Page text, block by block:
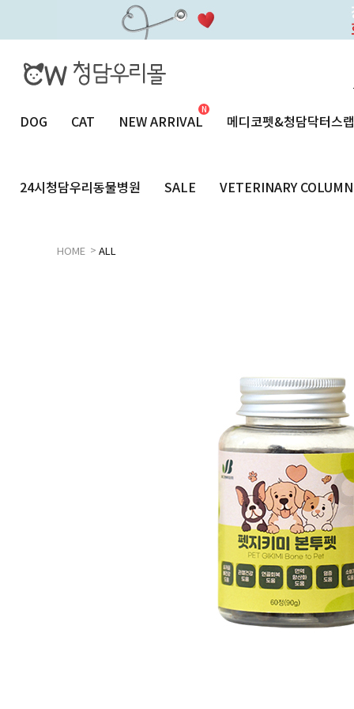
DOG CAT NEW ARRIVAL 메디코펫&청담닥터스랩
24시청담우리동물병원 SALE VETERINARY COLUMN
HOME > ALL